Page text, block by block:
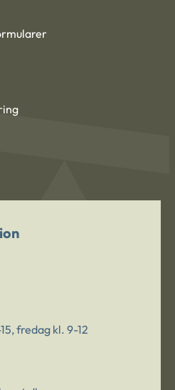
fredag kl. 9-12